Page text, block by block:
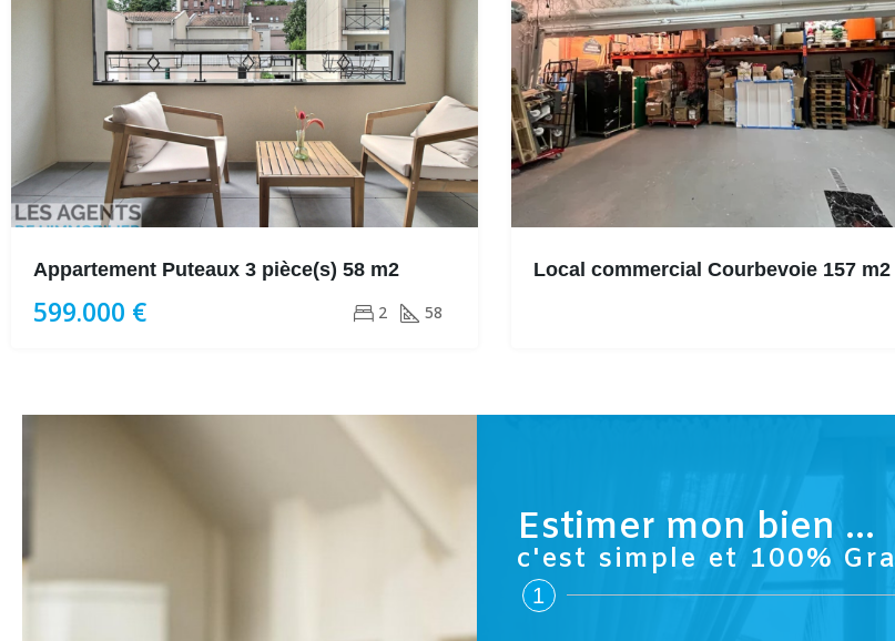
Appartement Puteaux 3 pièce(s) 58 m2
599.000 € 2 58
Local commercial Courbevoie 157 m2
Estimer mon bien ...
c'est simple et 100%
1